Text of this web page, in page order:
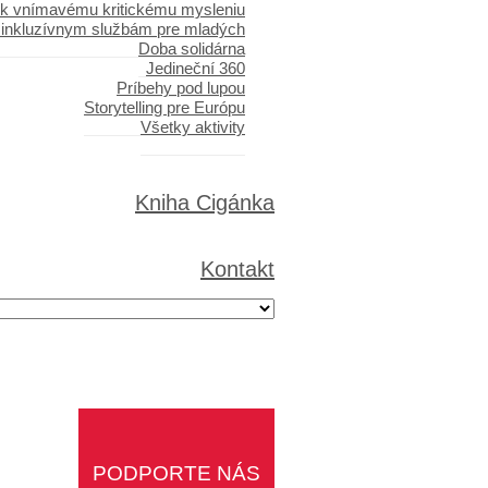
vnímavému kritickému mysleniu
službám pre mladých
Doba solidárna
Jedineční 360
Príbehy pod lupou
Storytelling pre Európu
Všetky aktivity
Kniha Cigánka
Kontakt
PODPORTE NÁS